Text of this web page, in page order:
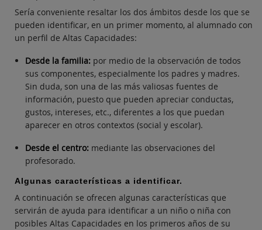
Sería conveniente resaltar los dos ámbitos desde los que se
pueden identificar, en un primer momento, al alumnado con
un perfil de Altas Capacidades:
Desde la familia: por medio de la observación de todos
sus componentes, especialmente los padres y madres.
Sin duda, son una de las más valiosas fuentes de
información, puesto que pueden apreciar conductas,
gustos, intereses, etc., diferentes a los que puedan
aparecer en otros contextos (social y escolar).
Desde el centro: mediante las observaciones del
profesorado.
Algunas características a identificar.
A continuación se ofrecen algunas características que
servirán de ayuda para identificar a un niño o niña con
posibles Altas Capacidades en los primeros años de su